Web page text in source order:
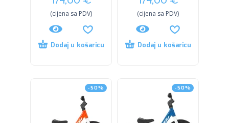
(cijena sa PDV)
Dodaj u košaricu
(cijena sa PDV)
Dodaj u košaricu
-50% -50%